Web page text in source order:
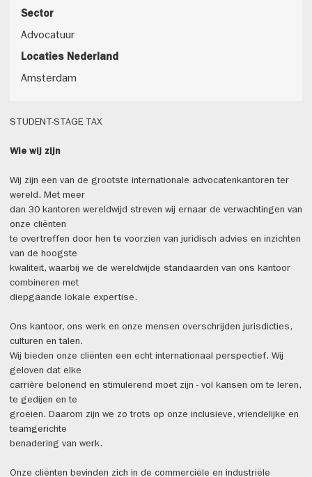
Sector
Advocatuur
Locaties Nederland
Amsterdam
STUDENT-STAGE TAX
Wie wij zijn
Wij zijn een van de grootste internationale advocatenkantoren ter
wereld. Met meer
dan 30 kantoren wereldwijd streven wij ernaar de verwachtingen van
onze cliënten
te overtreffen door hen te voorzien van juridisch advies en inzichten
van de hoogste
kwaliteit, waarbij we de wereldwijde standaarden van ons kantoor
combineren met
diepgaande lokale expertise.
Ons kantoor, ons werk en onze mensen overschrijden jurisdicties,
culturen en talen.
Wij bieden onze cliënten een echt internationaal perspectief. Wij
geloven dat elke
carrière belonend en stimulerend moet zijn - vol kansen om te leren,
te gedijen en te
groeien. Daarom zijn we zo trots op onze inclusieve, vriendelijke en
teamgerichte
benadering van werk.
Onze cliënten bevinden zich in de commerciële en industriële